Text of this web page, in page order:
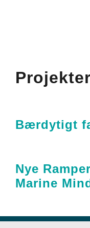
Projekter
Bærdytigt
Nye
Marine